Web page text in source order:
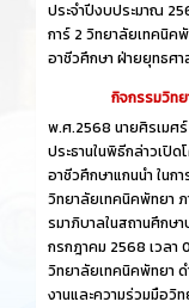
ประจำปีงบประมาณ
การ์ 2 วิทยาลัยเทคนิค
อาชีวศึกษา ฝ่ายยุทธศ
กิจกรรมวิท
พ.ศ.2568 นายศิรเมศ
ประธานในพิธีกล่าวเปิ
อาชีวศึกษาแกนนำ ในก
วิทยาลัยเทคนิคพัทยา
รมาภิบาลในสถานศึกษ
กรกฎาคม 2568 เวล
วิทยาลัยเทคนิคพัทยา
งานและความร่วมมือวิ